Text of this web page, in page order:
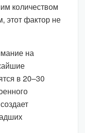
количеством
этот фактор не
на
в 20–30